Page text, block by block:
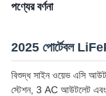
পণ্যের বর্ণনা
2025 পোর্টেবল
বিশুদ্ধ সাইন ওয়েভ এসি
স্টেশন, 3 AC আউটলেট এবং